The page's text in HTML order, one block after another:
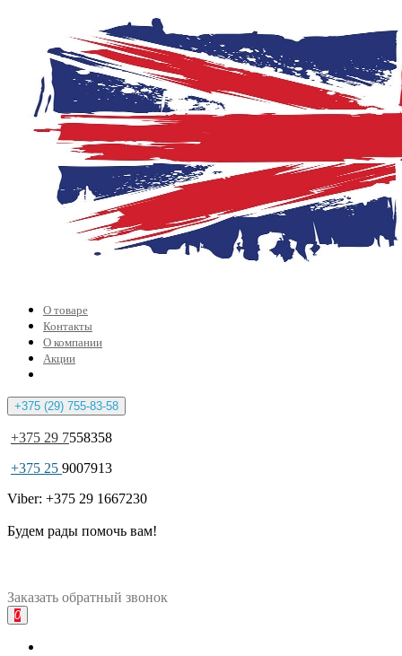
О товаре
Контакты
О компании
Акции
+375 (29) 755-83-58
+375 29 7558358
+375 25 9007913
Viber: +375 29 1667230
Будем рады помочь вам!
Заказать обратный звонок
0